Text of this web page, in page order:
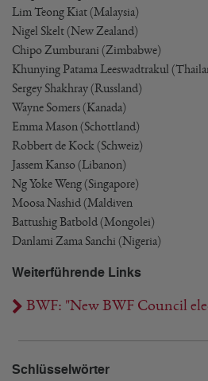
Lim Teong Kiat (Malaysia)
Nigel Skelt (New Zealand)
Chipo Zumburani (Zimbabwe)
Khunying Patama Leeswadtrakul
Sergey Shakhray (Russland)
Wayne Somers (Kanada)
Emma Mason (Schottland)
Robbert de Kock (Schweiz)
Jassem Kanso (Libanon)
Ng Yoke Weng (Singapore)
Moosa Nashid (Maldiven
Battushig Batbold (Mongolei)
Danlami Zama Sanchi (Nigeria)
Weiterführende Links
BWF: "New BWF Council
Schlüsselwörter